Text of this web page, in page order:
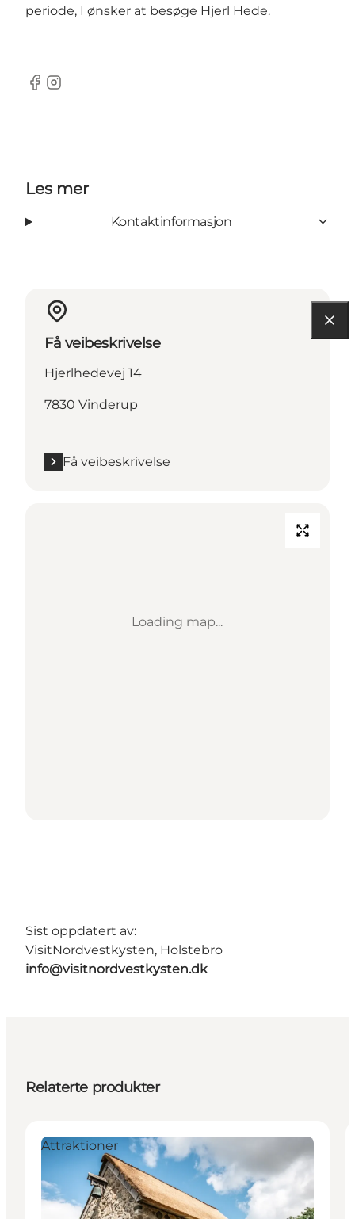
periode, I ønsker at besøge Hjerl Hede.
Facebook
Instagram
Les mer
Kontaktinformasjon
Få veibeskrivelse
Hjerlhedevej 14
7830 Vinderup
Få veibeskrivelse
Loading map...
Sist oppdatert av:
VisitNordvestkysten, Holstebro
info@visitnordvestkysten.dk
Relaterte produkter
Attraktioner